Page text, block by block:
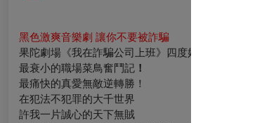
黑色激爽音樂劇 讓你不要被詐騙
果陀劇場《我在詐騙公司上班》四度好評加演
最衰小的職場菜鳥奮鬥記 ！
最痛快的真愛無敵逆轉勝！
在犯法不犯罪的大千世界
許我一片誠心的天下無賊